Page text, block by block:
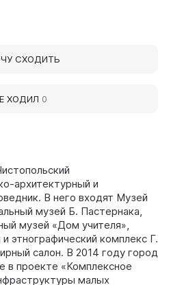
архитектурный и
В него входят Музей
музей Б. Пастернака,
музей «Дом учителя»,
этнографический комплекс Г.
салон. В 2014 году город
в проекте «Комплексное
малых
СХОДИТЬ
ХОДИЛ 0